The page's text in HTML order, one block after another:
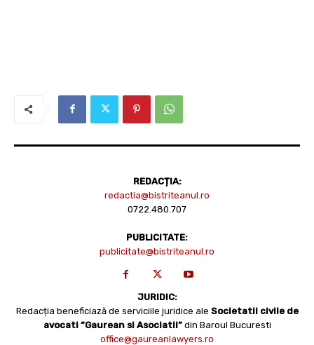
REDACȚIA:
redactia@bistriteanul.ro
0722.480.707
PUBLICITATE:
publicitate@bistriteanul.ro
JURIDIC:
Redacția beneficiază de serviciile juridice ale Societatii civile de
avocati “Gaurean si Asociatii” din Baroul Bucuresti
office@gaureanlawyers.ro